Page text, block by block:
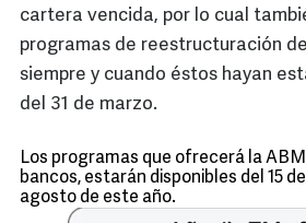
cartera vencida, por lo cual
programas de reestructuración
siempre y cuando éstos hayan
del 31 de marzo.
Los programas que ofrecerá la
bancos, estarán disponibles del 15
agosto de este año.